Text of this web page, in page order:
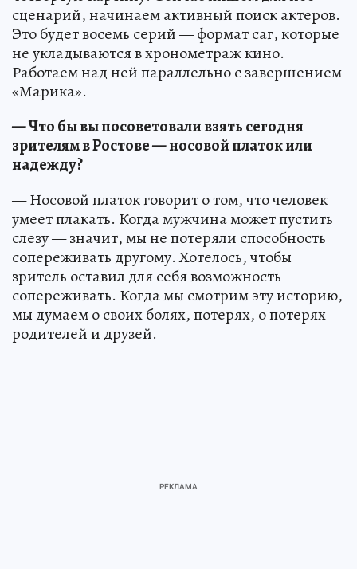
сценарий, начинаем активный поиск актеров.
Это будет восемь серий — формат саг, которые
не укладываются в хронометраж кино.
Работаем над ней параллельно с завершением
«Марика».
— Что бы вы посоветовали взять сегодня
зрителям в Ростове — носовой платок или
надежду?
— Носовой платок говорит о том, что человек
умеет плакать. Когда мужчина может пустить
слезу — значит, мы не потеряли способность
сопереживать другому. Хотелось, чтобы
зритель оставил для себя возможность
сопереживать. Когда мы смотрим эту историю,
мы думаем о своих болях, потерях, о потерях
родителей и друзей.